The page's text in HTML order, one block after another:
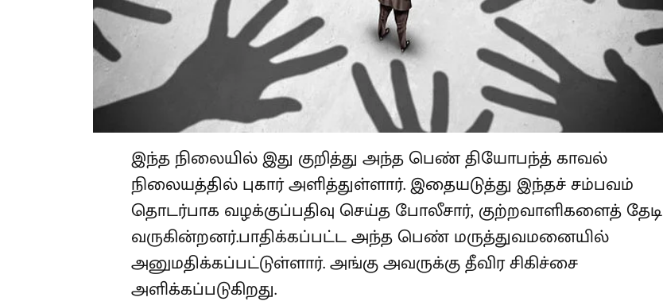
இந்த நிலையில் இது குறித்து அந்த பெண் தியோபந்த் காவல்
நிலையத்தில் புகார் அளித்துள்ளார். இதையடுத்து இந்தச் சம்பவம்
தொடர்பாக வழக்குப்பதிவு செய்த போலீசார், குற்றவாளிகளைத் தேடி
வருகின்றனர்.பாதிக்கப்பட்ட அந்த பெண் மருத்துவமனையில்
அனுமதிக்கப்பட்டுள்ளார். அங்கு அவருக்கு தீவிர சிகிச்சை
அளிக்கப்படுகிறது.